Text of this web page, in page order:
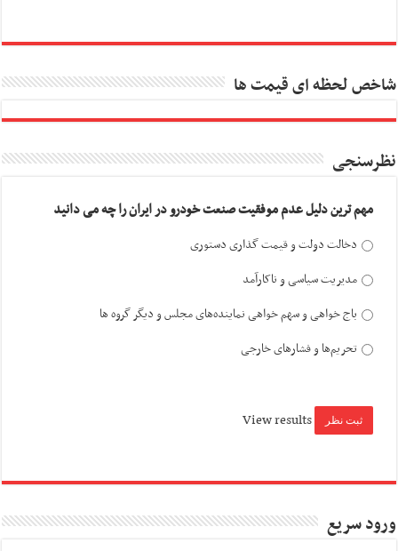
شاخص لحظه ای قیمت ها
نظرسنجی
مهم ترین دلیل عدم موفقیت صنعت خودرو در ایران را چه می دانید
دخالت دولت و قیمت گذاری دستوری
مدیریت سیاسی و ناکارآمد
باج خواهی و سهم خواهی نماینده‌های مجلس و دیگر گروه ها
تحریم‌ها و فشارهای خارجی
View results
ورود سریع